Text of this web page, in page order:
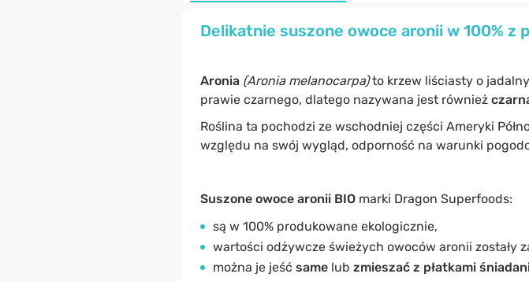
Delikatnie suszone owoce aronii w 100% z
Aronia (Aronia melanocarpa)to krzew liściasty o
prawie czarnego, dlatego nazywana jest również
Roślina ta pochodzi ze wschodniej części Ameryki
względu na swój wygląd, odporność na warunki
Suszone owoce aronii BIOmarki Dragon Superfoods:
są w 100% produkowane ekologicznie,
wartości odżywcze świeżych owoców aronii zostały
można je jeść samelub zmieszać z płatkami